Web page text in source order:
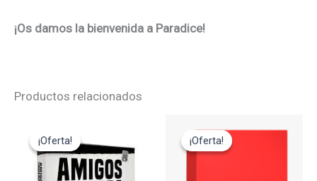
¡Os damos la bienvenida a Paradice!
Productos relacionados
¡Oferta!
¡Oferta!
precio
original
era:
14,95€.
actual
es:
13,45€.
¡Oferta!
¡Oferta!
precio
original
precio